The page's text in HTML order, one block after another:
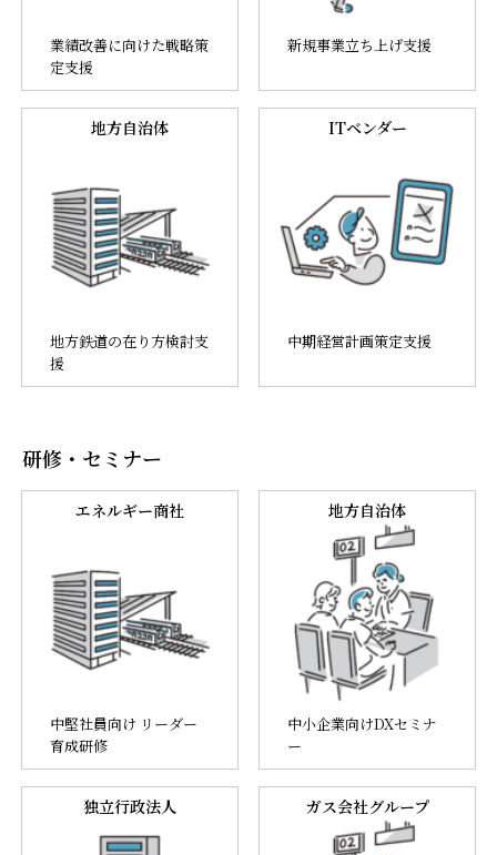
業績改善に向けた戦略策
定支援
新規事業立ち上げ支援
地方自治体
地方鉄道の在り方検討支
援
ITベンダー
中期経営計画策定支援
研修・セミナー
エネルギー商社
中堅社員向け リーダー
育成研修
地方自治体
中小企業向けDXセミナ
ー
独立行政法人 ガス会社グループ